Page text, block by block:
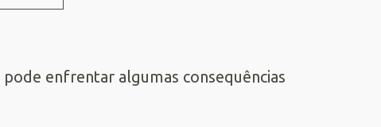
enfrentar algumas consequências